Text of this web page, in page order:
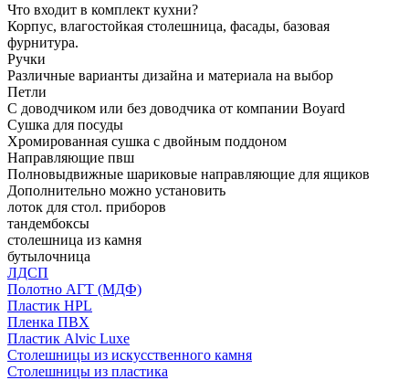
Что входит в комплект кухни?
Корпус, влагостойкая столешница, фасады, базовая
фурнитура.
Ручки
Различные варианты дизайна и материала на выбор
Петли
С доводчиком или без доводчика от компании Boyard
Сушка для посуды
Хромированная сушка с двойным поддоном
Направляющие пвш
Полновыдвижные шариковые направляющие для ящиков
Дополнительно можно установить
лоток для стол. приборов
тандембоксы
столешница из камня
бутылочница
ЛДСП
Полотно АГТ (МДФ)
Пластик HPL
Пленка ПВХ
Пластик Alvic Luxe
Столешницы из искусственного камня
Столешницы из пластика